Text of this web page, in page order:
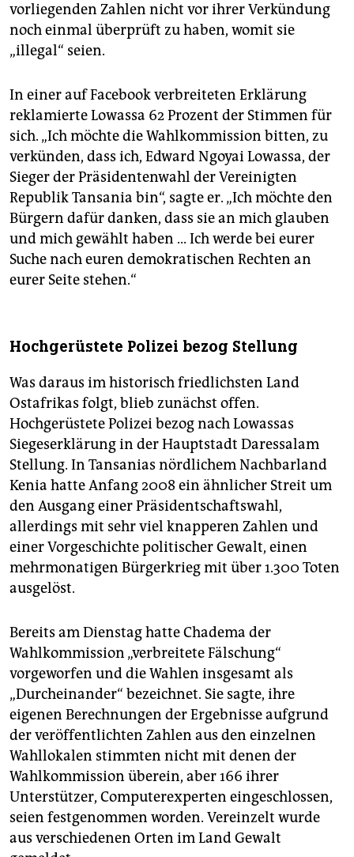
vorliegenden Zahlen nicht vor ihrer Verkündung
noch einmal überprüft zu haben, womit sie
„illegal“ seien.
In einer auf Facebook verbreiteten Erklärung
reklamierte Lowassa 62 Prozent der Stimmen für
sich. „Ich möchte die Wahlkommission bitten, zu
verkünden, dass ich, Edward Ngoyai Lowassa, der
Sieger der Präsidentenwahl der Vereinigten
Republik Tansania bin“, sagte er. „Ich möchte den
Bürgern dafür danken, dass sie an mich glauben
und mich gewählt haben ... Ich werde bei eurer
Suche nach euren demokratischen Rechten an
eurer Seite stehen.“
Hochgerüstete Polizei bezog Stellung
Was daraus im historisch friedlichsten Land
Ostafrikas folgt, blieb zunächst offen.
Hochgerüstete Polizei bezog nach Lowassas
Siegeserklärung in der Hauptstadt Daressalam
Stellung. In Tansanias nördlichem Nachbarland
Kenia hatte Anfang 2008 ein ähnlicher Streit um
den Ausgang einer Präsidentschaftswahl,
allerdings mit sehr viel knapperen Zahlen und
einer Vorgeschichte politischer Gewalt, einen
mehrmonatigen Bürgerkrieg mit über 1.300 Toten
ausgelöst.
Bereits am Dienstag hatte Chadema der
Wahlkommission „verbreitete Fälschung“
vorgeworfen und die Wahlen insgesamt als
„Durcheinander“ bezeichnet. Sie sagte, ihre
eigenen Berechnungen der Ergebnisse aufgrund
der veröffentlichten Zahlen aus den einzelnen
Wahllokalen stimmten nicht mit denen der
Wahlkommission überein, aber 166 ihrer
Unterstützer, Computerexperten eingeschlossen,
seien festgenommen worden. Vereinzelt wurde
aus verschiedenen Orten im Land Gewalt